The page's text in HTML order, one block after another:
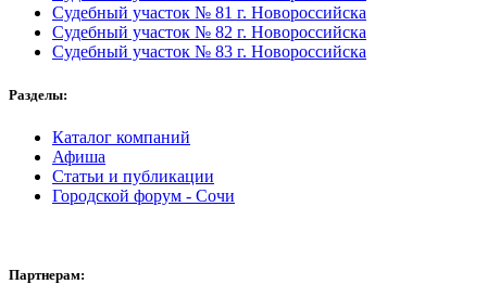
Судебный участок № 81 г. Новороссийска
Судебный участок № 82 г. Новороссийска
Судебный участок № 83 г. Новороссийска
Разделы:
Каталог компаний
Афиша
Статьи и публикации
Городской форум - Сочи
Партнерам: